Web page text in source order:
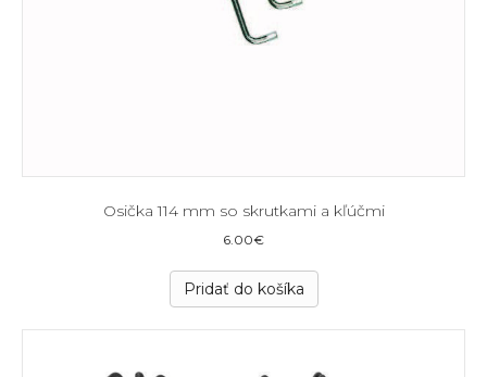
Osička 114 mm so skrutkami a kľúčmi
6.00€
Pridať do košíka